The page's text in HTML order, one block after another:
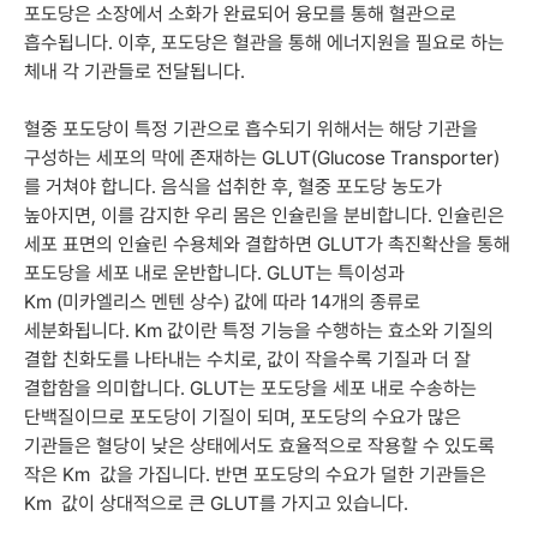
포도당은 소장에서 소화가 완료되어 융모를 통해 혈관으로
흡수됩니다. 이후, 포도당은 혈관을 통해 에너지원을 필요로 하는
체내 각 기관들로 전달됩니다.
혈중 포도당이 특정 기관으로 흡수되기 위해서는 해당 기관을
구성하는 세포의 막에 존재하는 GLUT(Glucose Transporter)
를 거쳐야 합니다. 음식을 섭취한 후, 혈중 포도당 농도가
높아지면, 이를 감지한 우리 몸은 인슐린을 분비합니다. 인슐린은
세포 표면의 인슐린 수용체와 결합하면 GLUT가 촉진확산을 통해
포도당을 세포 내로 운반합니다. GLUT는 특이성과
Km (미카엘리스 멘텐 상수) 값에 따라 14개의 종류로
세분화됩니다. Km 값이란 특정 기능을 수행하는 효소와 기질의
결합 친화도를 나타내는 수치로, 값이 작을수록 기질과 더 잘
결합함을 의미합니다. GLUT는 포도당을 세포 내로 수송하는
단백질이므로 포도당이 기질이 되며, 포도당의 수요가 많은
기관들은 혈당이 낮은 상태에서도 효율적으로 작용할 수 있도록
작은 Km 값을 가집니다. 반면 포도당의 수요가 덜한 기관들은
Km 값이 상대적으로 큰 GLUT를 가지고 있습니다.